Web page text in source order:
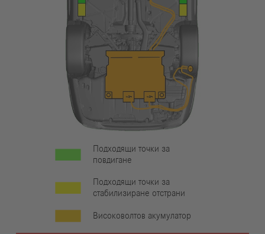
Подходящи точки за
повдигане
Подходящи точки за
стабилизиране отстрани
Високоволтов акумулатор